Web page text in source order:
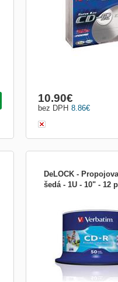
8.86€
bez DPH
10.90€
DeLOCK -
šedá - 1U - 10" - 12
12 portů